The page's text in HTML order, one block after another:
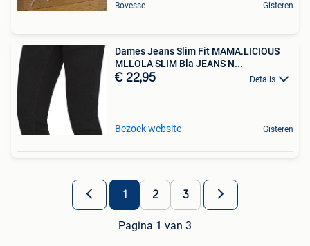
Bovesse Gisteren
Dames Jeans Slim Fit MAMA.LICIOUS
MLLOLA SLIM Bla JEANS N...
€ 22,95 Details
Bezoek website Gisteren
1 2 3
Pagina 1 van 3